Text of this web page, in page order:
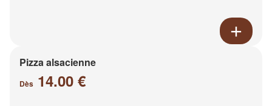
Pizza alsacienne
Dès 14.00 €